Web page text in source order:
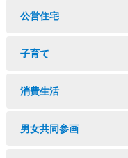
公営住宅
子育て
消費生活
男女共同参画